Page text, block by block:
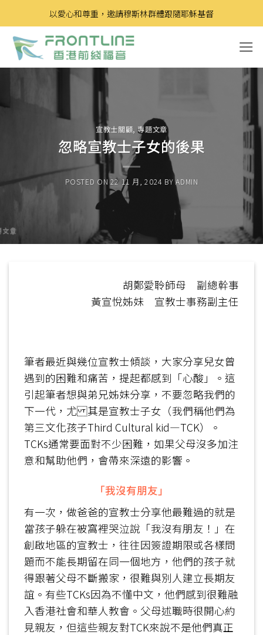
to
content
以愛心和尊重，邀請穆斯林群體跟隨耶穌基督
宣教士關顧,專題文章
忽略宣教士子女的後果
POSTED ON22 11 月, 2024 BYADMIN
胡鄭愛聆師母 副總幹事
黃宣悅姊妹 宣教士事務副主任
筆者最近與幾位宣教士傾談，大家分享兒女曾
遇到的困難和痛苦，提起都感到「心酸」。這
引起筆者想與弟兄姊妹分享，不要忽略我們的
下一代，尤 其是宣教士子女（我們稱他們為
第三文化孩子Third Cultural kid—TCK）。
TCKs通常要面對不少困難，如果父母沒多加注
意和幫助他們，會帶來深遠的影響。
「我沒有朋友」
有一次，做爸爸的宣教士分享他最難過的就是
當孩子躲在被窩裡哭泣說「我沒有朋友！」在
創啟地區的宣教士，往往因簽證期限或各樣問
題而不能長期留在同一個地方，他們的孩子就
得跟著父母不斷搬家，很難與別人建立長期友
誼。有些TCKs因為不懂中文，他們感到很難融
入香港社會和華人教會。父母述職時很開心約
見親友，但這些親友對TCK來說不是他們真正